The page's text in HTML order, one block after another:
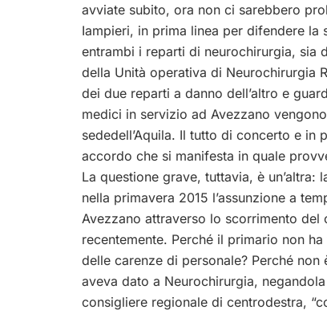
avviate subito, ora non ci sarebbero
Iampieri, in prima linea per difendere la
entrambi i reparti di neurochirurgia, sia
della Unità operativa di Neurochirurgia
dei due reparti a danno dell’altro e
medici in servizio ad Avezzano
sededell’Aquila. Il tutto di concerto e
accordo che si manifesta in quale
La questione grave, tuttavia, è un’altra:
nella primavera 2015 l’assunzione a
Avezzano attraverso lo scorrimento del
recentemente. Perché il primario non
delle carenze di personale? Perché
aveva dato a Neurochirurgia,
consigliere regionale di centrodestra,